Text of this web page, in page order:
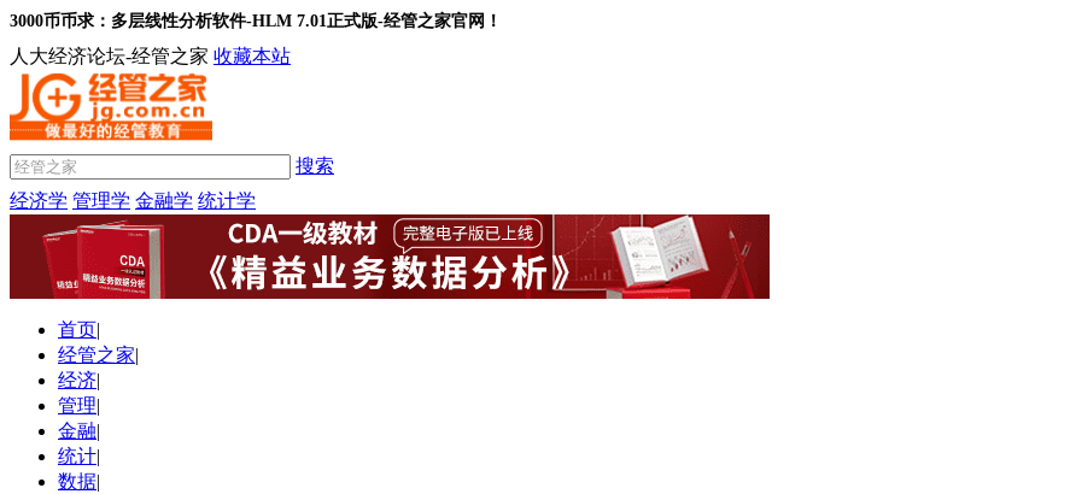
3000币币求：多层线性分析软件-HLM 7.01正式版-经管之家官网！
人大经济论坛-经管之家 收藏本站
搜索
经济学 管理学 金融学 统计学
首页|
经管之家|
经济|
管理|
金融|
统计|
数据|